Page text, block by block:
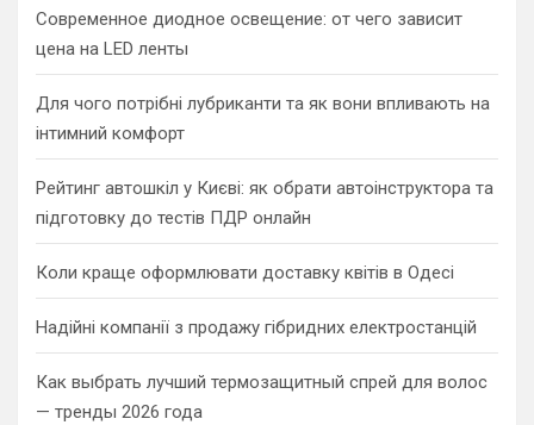
Современное диодное освещение: от чего зависит
цена на LED ленты
Для чого потрібні лубриканти та як вони впливають на
інтимний комфорт
Рейтинг автошкіл у Києві: як обрати автоінструктора та
підготовку до тестів ПДР онлайн
Коли краще оформлювати доставку квітів в Одесі
Надійні компанії з продажу гібридних електростанцій
Как выбрать лучший термозащитный спрей для волос
— тренды 2026 года